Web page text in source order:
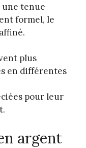
tenue
formel, le
plus
en différentes
pour leur
argent